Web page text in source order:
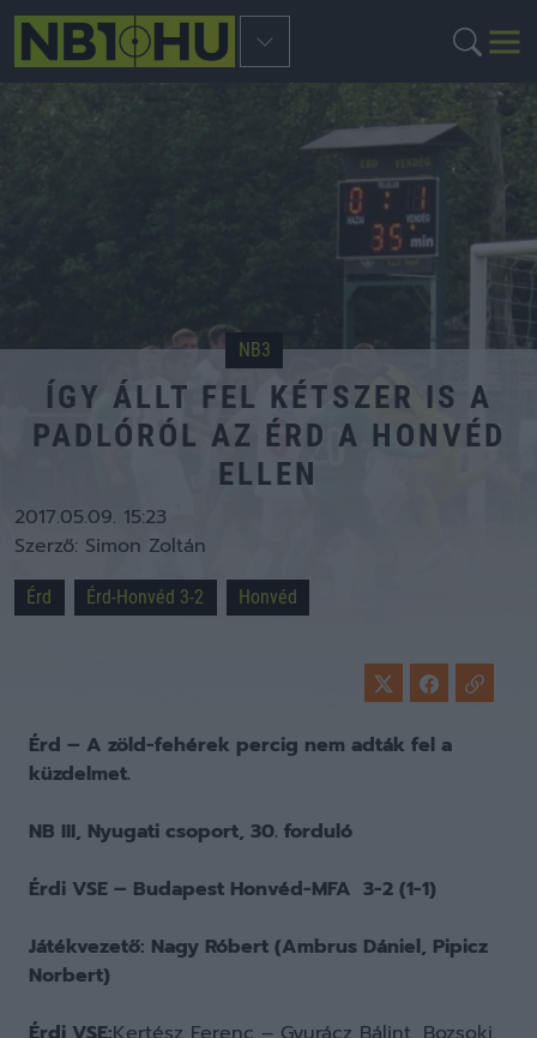
NB3
ÍGY ÁLLT FEL KÉTSZER IS A
PADLÓRÓL AZ ÉRD A HONVÉD
ELLEN
2017.05.09. 15:23
Szerző: Simon Zoltán
Érd Érd-Honvéd 3-2 Honvéd
Érd – A zöld-fehérek percig nem adták fel a
küzdelmet.
NB III, Nyugati csoport, 30. forduló
Érdi VSE – Budapest Honvéd-MFA 3-2 (1-1)
Játékvezető: Nagy Róbert (Ambrus Dániel, Pipicz
Norbert)